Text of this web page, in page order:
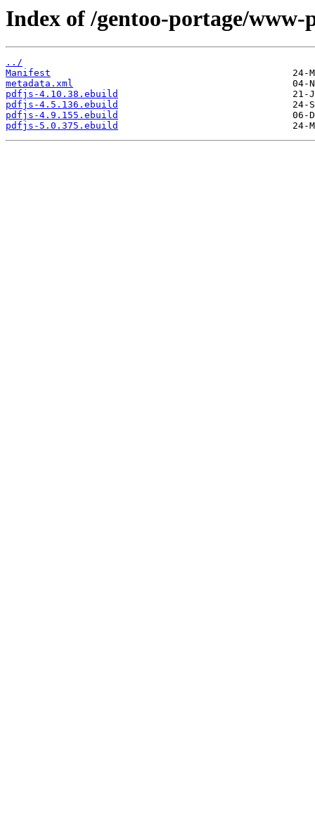
Index of /gentoo-portage/
../
Manifest
metadata.xml
pdfjs-4.10.38.ebuild
pdfjs-4.5.136.ebuild
pdfjs-4.9.155.ebuild
pdfjs-5.0.375.ebuild